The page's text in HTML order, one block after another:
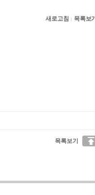
새로고침 | 목록보기
목록보기 